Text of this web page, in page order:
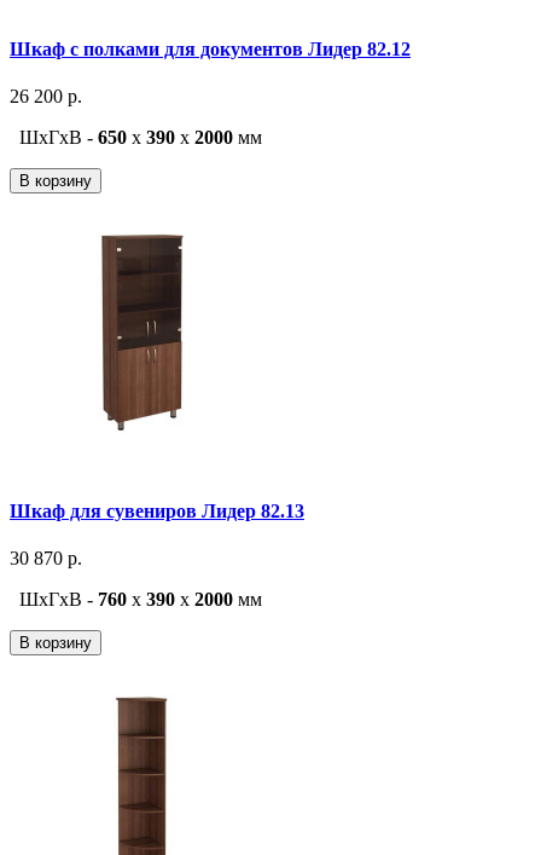
Шкаф с полками для документов Лидер 82.12
26 200 р.
ШxГxВ - 650 x 390 x 2000 мм
В корзину
Шкаф для сувениров Лидер 82.13
30 870 р.
ШxГxВ - 760 x 390 x 2000 мм
В корзину